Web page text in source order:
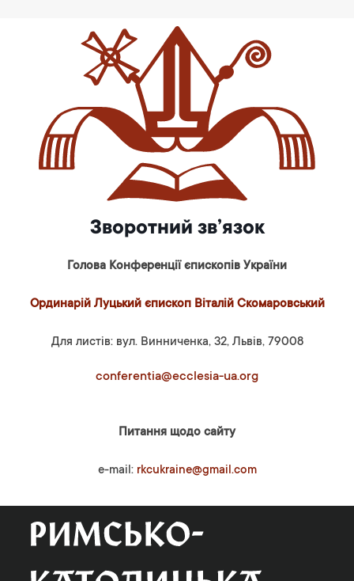
Зворотний зв’язок
Голова Конференції єпископів України
Ординарій Луцький єпископ Віталій Скомаровський
Для листів: вул. Винниченка, 32, Львів, 79008
conferentia@ecclesia-ua.org
Питання щодо сайту
e-mail: rkcukraine@gmail.com